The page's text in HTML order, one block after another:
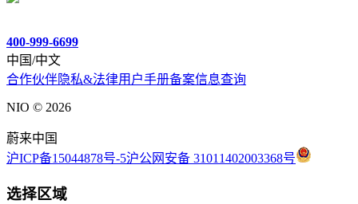
400-999-6699
中国/中文
合作伙伴隐私&法律用户手册备案信息查询
NIO © 2026
蔚来中国
沪ICP备15044878号-5沪公网安备 31011402003368号
选择区域